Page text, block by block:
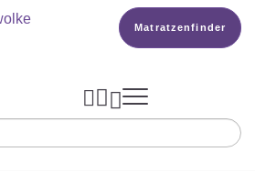
Matratzenfinder
 